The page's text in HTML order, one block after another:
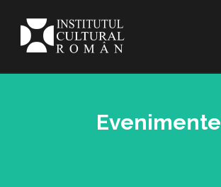
Evenimente